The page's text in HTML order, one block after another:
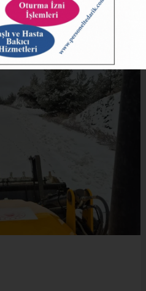
ABONE OL